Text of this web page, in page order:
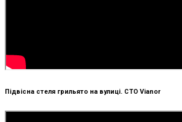
Підвісна стеля грильято на вулиці. СТО Vianor